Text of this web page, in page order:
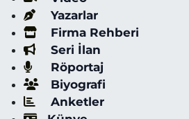
Yazarlar
Firma Rehberi
Seri İlan
Röportaj
Biyografi
Anketler